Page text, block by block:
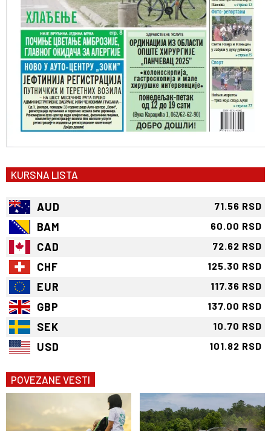
KURSNA LISTA
AUD 71.56 RSD
BAM 60.00 RSD
CAD 72.62 RSD
CHF 125.30 RSD
EUR 117.36 RSD
GBP 137.00 RSD
SEK 10.70 RSD
USD 101.82 RSD
POVEZANE VESTI